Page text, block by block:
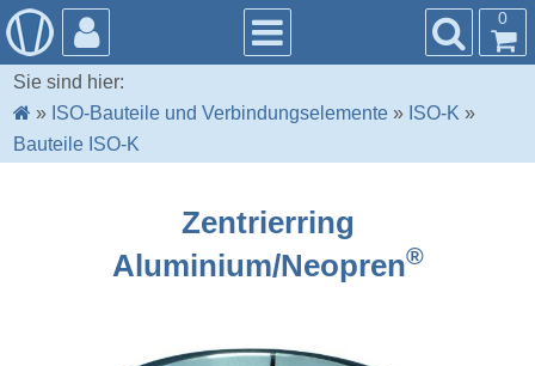
0
Sie sind hier:
» ISO-Bauteile und Verbindungselemente » ISO-K »
Bauteile ISO-K
Zentrierring
Aluminium/Neopren®